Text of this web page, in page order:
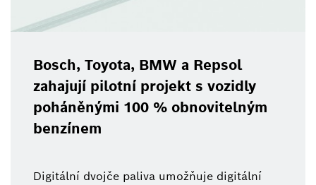
Bosch, Toyota, BMW a Repsol
zahajují pilotní projekt s vozidly
poháněnými 100 % obnovitelným
benzínem
Digitální dvojče paliva umožňuje digitální